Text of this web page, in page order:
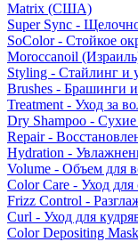
Matrix (США)
Super Sync -
SoColor - Стойкое
Moroccanoil
Styling - Стайлинг и
Brushes - Брашинги и
Treatment - Уход за
Dry Shampoo -
Repair -
Hydration -
Volume - Объем для
Color Care - Уход
Frizz Control -
Curl - Уход для
Color Depositing